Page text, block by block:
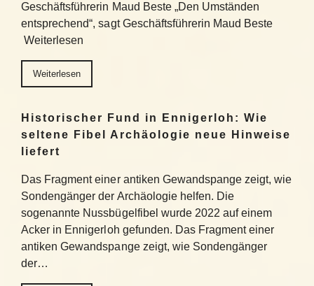
Geschäftsführerin Maud Beste „Den Umständen
entsprechend“, sagt Geschäftsführerin Maud Beste
Weiterlesen
Weiterlesen
Historischer Fund in Ennigerloh: Wie
seltene Fibel Archäologie neue Hinweise
liefert
Das Fragment einer antiken Gewandspange zeigt, wie
Sondengänger der Archäologie helfen. Die
sogenannte Nussbügelfibel wurde 2022 auf einem
Acker in Ennigerloh gefunden. Das Fragment einer
antiken Gewandspange zeigt, wie Sondengänger
der…